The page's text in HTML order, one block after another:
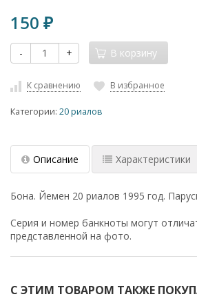
150 ₽
- + В корзину
К сравнению В избранное
Категории: 20 риалов
Описание Характеристики
Бона. Йемен 20 риалов 1995 год.
Серия и номер банкноты могут
представленной на фото.
С ЭТИМ ТОВАРОМ ТАКЖЕ